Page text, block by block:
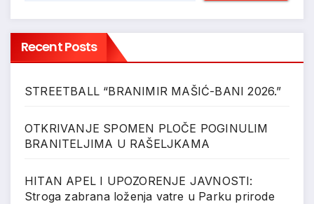
Recent Posts
STREETBALL “BRANIMIR MAŠIĆ-BANI 2026.”
OTKRIVANJE SPOMEN PLOČE POGINULIM
BRANITELJIMA U RAŠELJKAMA
HITAN APEL I UPOZORENJE JAVNOSTI:
Stroga zabrana loženja vatre u Parku prirode